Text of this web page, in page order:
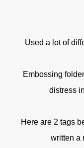
Used a lot of
Embossing
distress
Here are 2 tags
written a